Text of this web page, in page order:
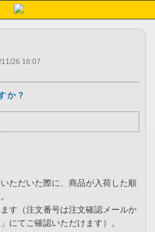
26 16:07
か？
ただいた際に、商品が入荷した順
す（注文番号は注文確認メールか
にてご確認いただけます）。